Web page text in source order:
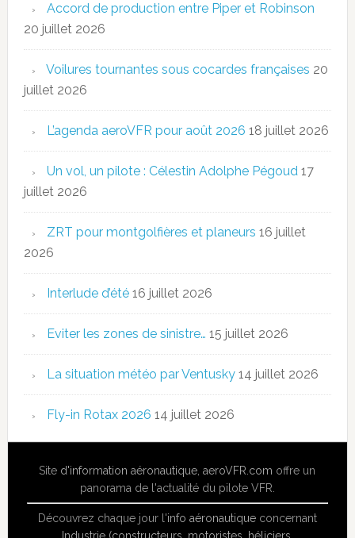
Accord de production entre Piper et Robinson
20 juillet 2026
Voilures tournantes sous cocardes françaises 20
juillet 2026
L’agenda aeroVFR pour août 2026 18 juillet 2026
Un vol, un pilote : Célestin Adolphe Pégoud 17
juillet 2026
ZRT pour montgolfières et planeurs 16 juillet
2026
Interlude d’été 16 juillet 2026
Eviter les zones de sinistre… 15 juillet 2026
La situation météo par Ventusky 14 juillet 2026
Fly-in Rotax 2026 14 juillet 2026
Site d'information aéronautique ,aeroVFR.com offre un
panorama de l'actualité du pilote VFR.
Découvrez chaque jour l'info aéronautiqueconcernant